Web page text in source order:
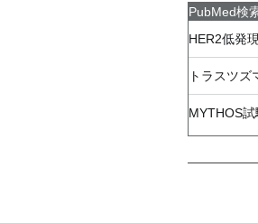
PubMed検
HER2低発
トラスツズ
MYTHOS試